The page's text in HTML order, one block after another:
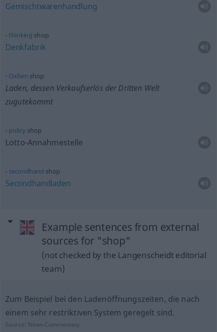
Gemischtwarenhandlung
thinking shop
Denkfabrik
Oxfam shop
Laden, dessen Verkaufserlös der Dritten Welt
zugutekommt
policyshop
Lotto-Annahmestelle
secondhand shop
Secondhandladen
Example sentences from external
sources for "shop"
(not checked by the Langenscheidt editorial
team)
Zum Beispiel bei den Ladenöffnungszeiten, die nach
einem sehr restriktiven System geregelt sind.
Source: News-Commentary